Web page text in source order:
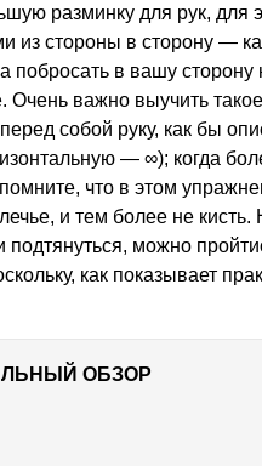
разминку для рук, для
из стороны в сторону —
побросать в вашу
Очень важно выучить
собой руку, как бы
— ∞); когда
что в этом
и тем более не
подтянуться, можно
как показывает
ОБЗОР